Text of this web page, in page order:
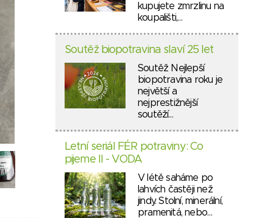
kupujete zmrzlinu na
koupališti,…
Soutěž biopotravina slaví 25 let
Soutěž Nejlepší
biopotravina roku je
největší a
nejprestižnější
soutěží…
Letní seriál FÉR potraviny: Co
pijeme II - VODA
V létě saháme po
lahvích častěji než
jindy. Stolní, minerální,
pramenitá, nebo…